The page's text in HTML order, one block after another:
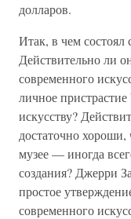
долларов.
Итак, в чем
Действительно ли
современного
личное
искусству?
достаточно хороши,
музее — иногда
создания? Джерри
простое
современного